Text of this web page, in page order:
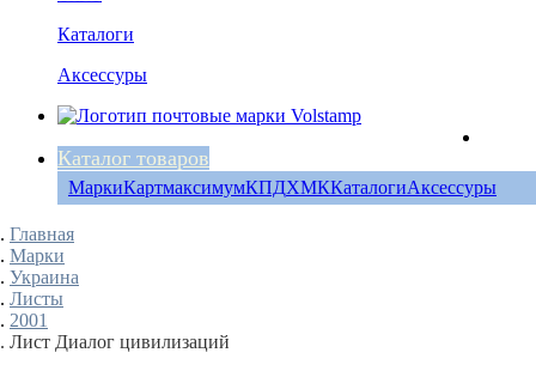
Каталоги
Аксессуры
Каталог товаров
МаркиКартмаксимумКПДХМККаталогиАксессуры
Главная
Марки
Украина
Листы
2001
Лист Диалог цивилизаций